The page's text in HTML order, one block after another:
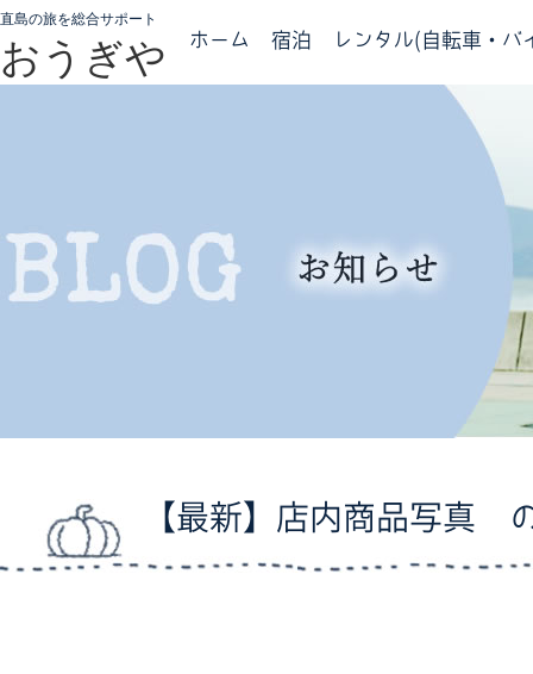
直島の旅を総合サポート
おうぎや ホーム 宿泊 レンタル(自転車・バ
【最新】店内商品写真